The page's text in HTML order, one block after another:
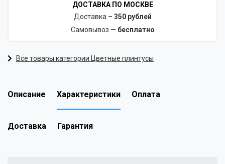
ДОСТАВКА ПО МОСКВЕ
Доставка – 350 рублей
Самовывоз — бесплатно
Все товары категории Цветные плинтусы
Описание Характеристики Оплата
Доставка Гарантия